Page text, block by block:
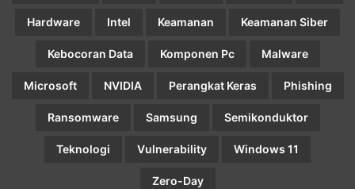
Hardware Intel Keamanan Keamanan Siber
Kebocoran Data Komponen Pc Malware
Microsoft NVIDIA Perangkat Keras Phishing
Ransomware Samsung Semikonduktor
Teknologi Vulnerability Windows 11
Zero-Day